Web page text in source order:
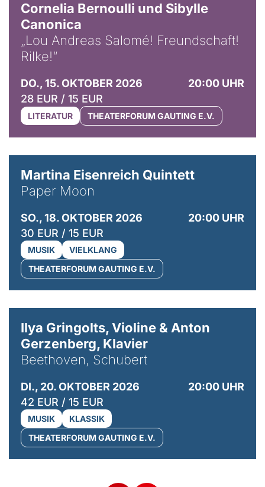
Cornelia Bernoulli und Sibylle
Canonica
„Lou Andreas Salomé! Freundschaft!
Rilke!“
DO., 15. OKTOBER 2026
20:00 UHR
28 EUR / 15 EUR
LITERATUR THEATERFORUM GAUTING E.V.
Martina Eisenreich Quintett
Paper Moon
SO., 18. OKTOBER 2026
20:00 UHR
30 EUR / 15 EUR
MUSIK
VIELKLANG
THEATERFORUM GAUTING E.V.
Ilya Gringolts, Violine & Anton
Gerzenberg, Klavier
Beethoven, Schubert
DI., 20. OKTOBER 2026
20:00 UHR
42 EUR / 15 EUR
MUSIK
KLASSIK
THEATERFORUM GAUTING E.V.